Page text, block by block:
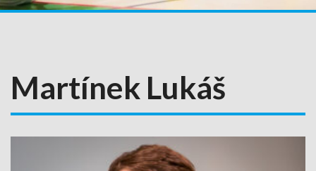
Martínek Lukáš